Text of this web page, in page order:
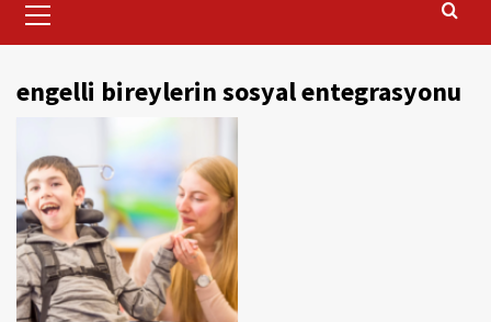
Menu
engelli bireylerin sosyal entegrasyonu